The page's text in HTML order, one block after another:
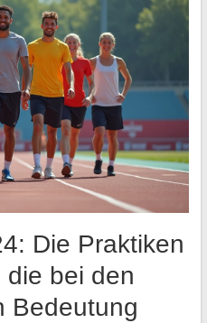
Die Praktiken
die bei den
Bedeutung